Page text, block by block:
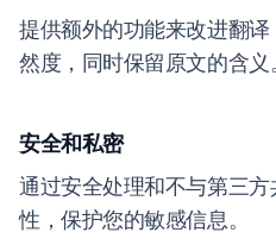
提供额外的功能来改进翻
然度，同时保留原文的含义
安全和私密
通过安全处理和不与第三
性，保护您的敏感信息。